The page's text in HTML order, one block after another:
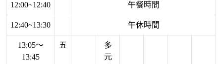
12:00~12:40 午餐時間
12:40~13:30 午休時間
13:05～
13:45
五
多
元